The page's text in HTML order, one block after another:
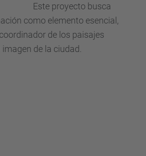
Este proyecto busca
como elemento esencial,
de los paisajes
de la ciudad.